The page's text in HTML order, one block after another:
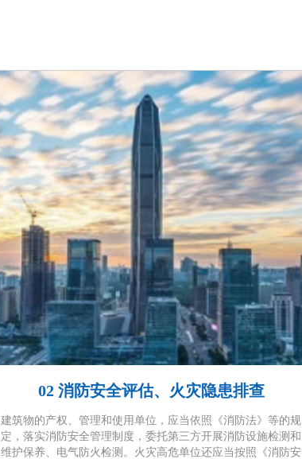
02 消防安全评估、火灾隐患排查
建筑物的产权、管理和使用单位，应当依照《消防法》等的规
定，落实消防安全管理制度，委托第三方开展消防设施检测和
维护保养、电气防火检测。火灾高危单位还应当按照《消防安